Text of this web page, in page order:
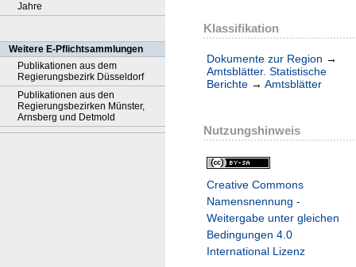
Jahre
Weitere E-Pflichtsammlungen
Publikationen aus dem
Regierungsbezirk Düsseldorf
Publikationen aus den
Regierungsbezirken Münster,
Arnsberg und Detmold
Klassifikation
Dokumente zur Region →
Amtsblätter. Statistische
Berichte → Amtsblätter
Nutzungshinweis
Creative Commons
Namensnennung -
Weitergabe unter gleichen
Bedingungen 4.0
International Lizenz